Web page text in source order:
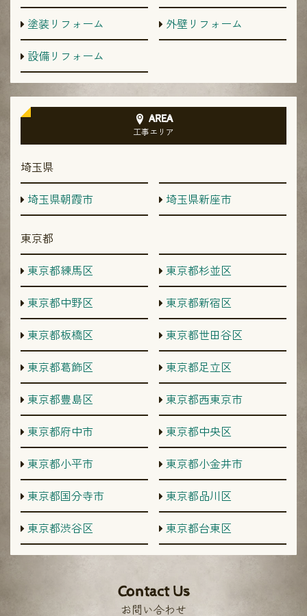
塗装リフォーム
外壁リフォーム
設備リフォーム
AREA
工事エリア
埼玉県
埼玉県朝霞市
埼玉県新座市
東京都
東京都練馬区
東京都杉並区
東京都中野区
東京都新宿区
東京都板橋区
東京都世田谷区
東京都葛飾区
東京都足立区
東京都豊島区
東京都西東京市
東京都府中市
東京都中央区
東京都小平市
東京都小金井市
東京都国分寺市
東京都品川区
東京都渋谷区
東京都台東区
Contact Us
お問い合わせ